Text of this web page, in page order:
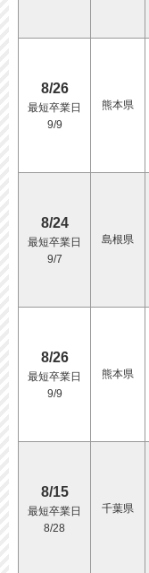
8/26
最短卒業日
9/9
熊本県
8/24
最短卒業日
9/7
島根県
8/26
最短卒業日
9/9
熊本県
8/15
最短卒業日
8/28
千葉県